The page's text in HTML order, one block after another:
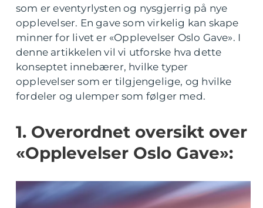
som er eventyrlysten og nysgjerrig på nye
opplevelser. En gave som virkelig kan skape
minner for livet er «Opplevelser Oslo Gave». I
denne artikkelen vil vi utforske hva dette
konseptet innebærer, hvilke typer
opplevelser som er tilgjengelige, og hvilke
fordeler og ulemper som følger med.
1. Overordnet oversikt over
«Opplevelser Oslo Gave»: